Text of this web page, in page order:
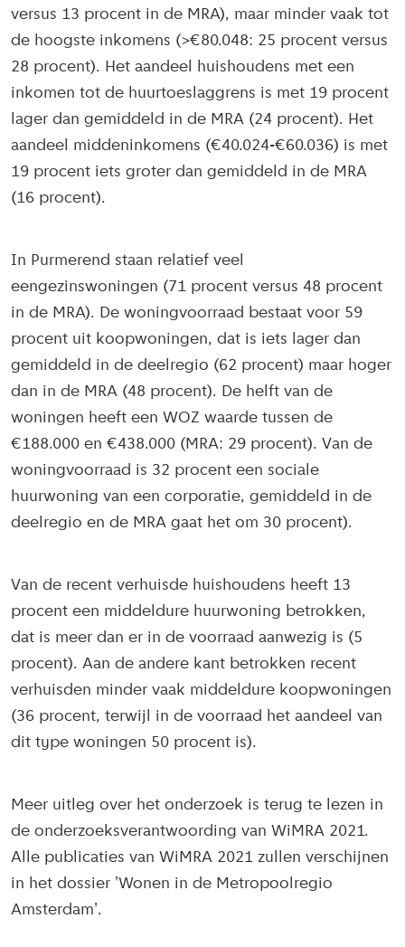
versus 13 procent in de MRA), maar minder vaak tot
de hoogste inkomens (>€80.048: 25 procent versus
28 procent). Het aandeel huishoudens met een
inkomen tot de huurtoeslaggrens is met 19 procent
lager dan gemiddeld in de MRA (24 procent). Het
aandeel middeninkomens (€40.024-€60.036) is met
19 procent iets groter dan gemiddeld in de MRA
(16 procent).
In Purmerend staan relatief veel
eengezinswoningen (71 procent versus 48 procent
in de MRA). De woningvoorraad bestaat voor 59
procent uit koopwoningen, dat is iets lager dan
gemiddeld in de deelregio (62 procent) maar hoger
dan in de MRA (48 procent). De helft van de
woningen heeft een WOZ waarde tussen de
€188.000 en €438.000 (MRA: 29 procent). Van de
woningvoorraad is 32 procent een sociale
huurwoning van een corporatie, gemiddeld in de
deelregio en de MRA gaat het om 30 procent).
Van de recent verhuisde huishoudens heeft 13
procent een middeldure huurwoning betrokken,
dat is meer dan er in de voorraad aanwezig is (5
procent). Aan de andere kant betrokken recent
verhuisden minder vaak middeldure koopwoningen
(36 procent, terwijl in de voorraad het aandeel van
dit type woningen 50 procent is).
Meer uitleg over het onderzoek is terug te lezen in
de onderzoeksverantwoording van WiMRA 2021.
Alle publicaties van WiMRA 2021 zullen verschijnen
in het dossier 'Wonen in de Metropoolregio
Amsterdam'.